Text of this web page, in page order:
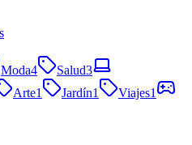
Moda4 Salud3
Arte1 Jardín1 Viajes1